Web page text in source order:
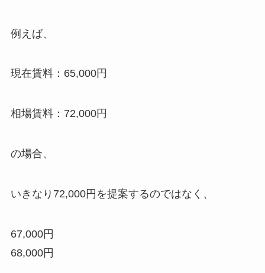
例えば、
現在賃料：65,000円
相場賃料：72,000円
の場合、
いきなり72,000円を提案するのではなく、
67,000円
68,000円